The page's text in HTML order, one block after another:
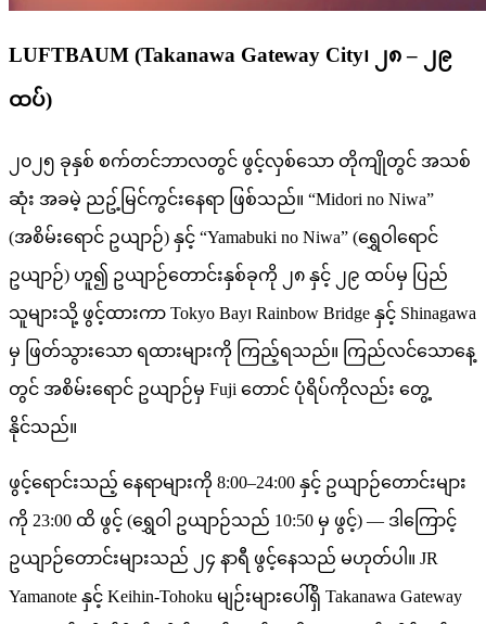
LUFTBAUM (Takanawa Gateway City၊ ၂၈ – ၂၉
ထပ်)
၂၀၂၅ ခုနှစ် စက်တင်ဘာလတွင် ဖွင့်လှစ်သော တိုကျိုတွင် အသစ်
ဆုံး အခမဲ့ ညဥ့်မြင်ကွင်းနေရာ ဖြစ်သည်။ “Midori no Niwa”
(အစိမ်းရောင် ဥယျာဉ်) နှင့် “Yamabuki no Niwa” (ရွှေဝါရောင်
ဥယျာဉ်) ဟူ၍ ဥယျာဉ်တောင်းနှစ်ခုကို ၂၈ နှင့် ၂၉ ထပ်မှ ပြည်
သူများသို့ ဖွင့်ထားကာ Tokyo Bay၊ Rainbow Bridge နှင့် Shinagawa
မှ ဖြတ်သွားသော ရထားများကို ကြည့်ရသည်။ ကြည်လင်သောနေ့
တွင် အစိမ်းရောင် ဥယျာဉ်မှ Fuji တောင် ပုံရိပ်ကိုလည်း တွေ့
နိုင်သည်။
ဖွင့်ရောင်းသည့် နေရာများကို 8:00–24:00 နှင့် ဥယျာဉ်တောင်းများ
ကို 23:00 ထိ ဖွင့် (ရွှေဝါ ဥယျာဉ်သည် 10:50 မှ ဖွင့်) — ဒါကြောင့်
ဥယျာဉ်တောင်းများသည် ၂၄ နာရီ ဖွင့်နေသည် မဟုတ်ပါ။ JR
Yamanote နှင့် Keihin-Tohoku မျဉ်းများပေါ်ရှိ Takanawa Gateway